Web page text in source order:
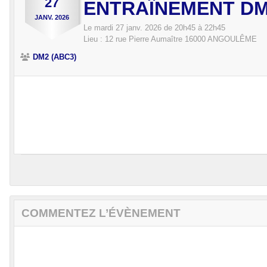
JANV. 2026 ENTRAÎNEMENT
Le mardi 27 janv. 2026 de 20h45 à 22h45
Lieu : 12 rue Pierre Aumaître 16000 ANGOULÊME
DM2 (ABC3)
COMMENTEZ L’ÉVÈNEMENT